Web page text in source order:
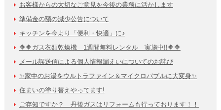
お客様からの大切なご意見を今後の業務に活かします
準備金の額の減少公告について
キッチンを今より「便利・快適」に♪
🔶🔶ガス衣類乾燥機 1週間無料レンタル 実施中!!🔶🔶
メール誤送信による個人情報漏えいについてのお詫び
✨家中のお湯をウルトラファイン＆マイクロバブルに大変身✨
住まいの塗り替えやってます!
ご存知ですか？ 丹後ガスはリフォームも行っております！！